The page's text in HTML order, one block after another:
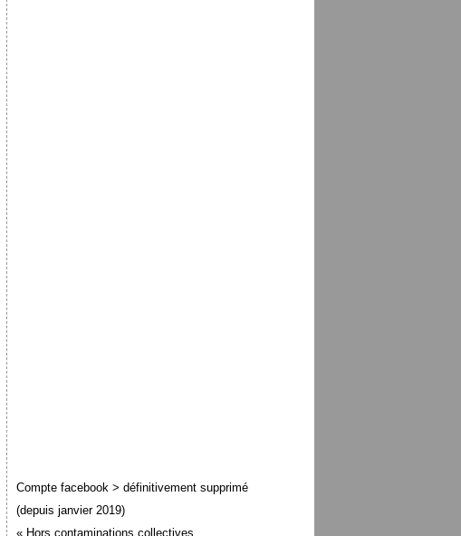
Compte facebook > définitivement supprimé
(depuis janvier 2019)
« Hors contaminations collectives